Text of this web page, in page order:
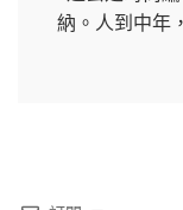
納。人到中年